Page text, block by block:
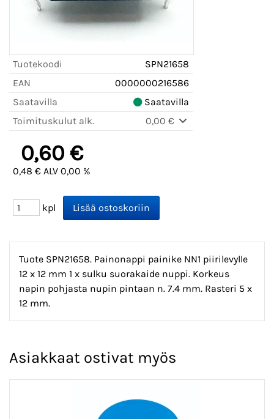
Tuotekoodi
SPN21658
EAN
0000000216586
Saatavilla
Saatavilla
Toimituskulut alk.
0,00 €
0,60 €
0,48 € ALV 0,00 %
kpl
Tuote SPN21658. Painonappi painike NN1 piirilevylle
12 x 12 mm 1 x sulku suorakaide nuppi. Korkeus
napin pohjasta nupin pintaan n. 7.4 mm. Rasteri 5 x
12 mm.
Asiakkaat ostivat myös